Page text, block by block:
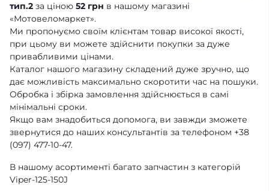
тип.2 за ціною 52 грн в нашому магазині
«Мотовеломаркет».
Ми пропонуємо своїм клієнтам товар високої якості,
при цьому ви можете здійснити покупки за дуже
привабливими цінами.
Каталог нашого магазину складений дуже зручно, що
дає можливість максимально скоротити час на пошуки.
Обробка і збірка замовлення здійснюється в самі
мінімальні сроки.
Якщо вам знадобиться допомога, ви завжди зможете
звернутися до наших консультантів за телефоном +38
(097) 477-10-47.
В нашому асортименті багато запчастин з категорій
Viper-125-150J